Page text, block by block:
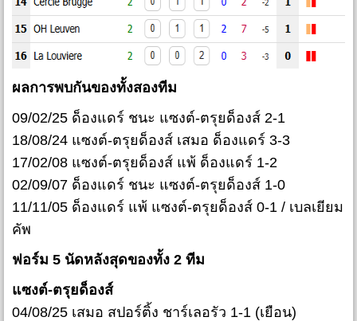
ผลการพบกันของทั้งสองทีม
09/02/25 ด็องแดร์ ชนะ แซงต์-ตรุยด็องส์ 2-1
18/08/24 แซงต์-ตรุยด็องส์ เสมอ ด็องแดร์ 3-3
17/02/08 แซงต์-ตรุยด็องส์ แพ้ ด็องแดร์ 1-2
02/09/07 ด็องแดร์ ชนะ แซงต์-ตรุยด็องส์ 1-0
11/11/05 ด็องแดร์ แพ้ แซงต์-ตรุยด็องส์ 0-1 / เบลเยียม
คัพ
ฟอร์ม 5 นัดหลังสุดของทั้ง 2 ทีม
แซงต์-ตรุยด็องส์
04/08/25 เสมอ สปอร์ติ้ง ชาร์เลอรัว 1-1 (เยือน)